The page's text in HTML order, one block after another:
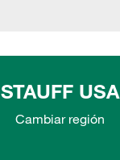
STAUFF USA
Cambiar región